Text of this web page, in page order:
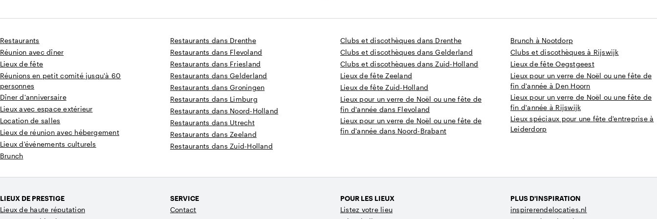
Restaurants
Réunion avec dîner
Lieux de fête
Réunions en petit comité jusqu'à 60
personnes
Dîner d'anniversaire
Lieux avec espace extérieur
Location de salles
Lieux de réunion avec hébergement
Lieux d'événements culturels
Brunch
Restaurants dans Drenthe
Restaurants dans Flevoland
Restaurants dans Friesland
Restaurants dans Gelderland
Restaurants dans Groningen
Restaurants dans Limburg
Restaurants dans Noord-Holland
Restaurants dans Utrecht
Restaurants dans Zeeland
Restaurants dans Zuid-Holland
Clubs et discothèques dans Drenthe
Clubs et discothèques dans Gelderland
Clubs et discothèques dans Zuid-Holland
Lieux de fête Zeeland
Lieux de fête Zuid-Holland
Lieux pour un verre de Noël ou une fête de
fin d'année dans Flevoland
Lieux pour un verre de Noël ou une fête de
fin d'année dans Noord-Brabant
Brunch à Nootdorp
Clubs et discothèques à Rijswijk
Lieux de fête Oegstgeest
Lieux pour un verre de Noël ou une fête de
fin d'année à Den Hoorn
Lieux pour un verre de Noël ou une fête de
fin d'année à Rijswijk
Lieux spéciaux pour une fête d'entreprise à
Leiderdorp
LIEUX DE PRESTIGE
Lieux de haute réputation
SERVICE
Contact
POUR LES LIEUX
Listez votre lieu
PLUS D'INSPIRATION
inspirerendelocaties.nl